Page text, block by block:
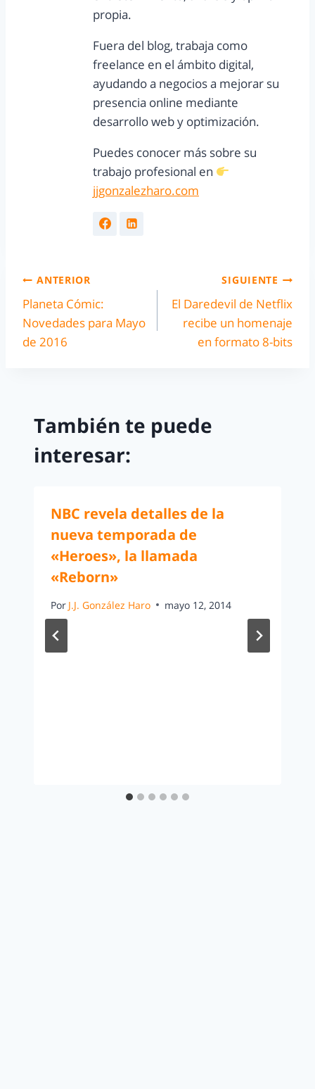
propia.
Fuera del blog, trabaja como
freelance en el ámbito digital,
ayudando a negocios a mejorar su
presencia online mediante
desarrollo web y optimización.
Puedes conocer más sobre su
trabajo profesional en
jjgonzalezharo.com
ANTERIOR
Planeta Cómic:
Novedades para Mayo
de 2016
SIGUIENTE
El Daredevil de Netflix
recibe un homenaje
en formato 8-bits
También te puede
interesar:
NBC revela detalles de la
nueva temporada de
«Heroes», la llamada
«Reborn»
Por J.J. González Haro mayo 12, 2014